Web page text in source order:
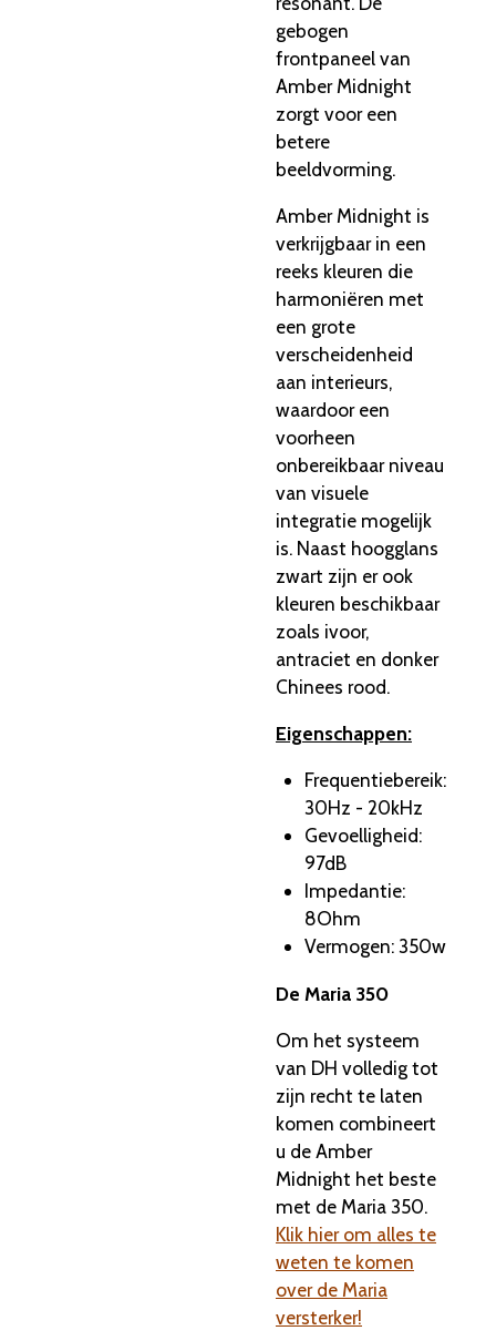
gebogen
frontpaneel van
Amber Midnight
zorgt voor een
betere
beeldvorming.
Amber Midnight is
verkrijgbaar in een
reeks kleuren die
harmoniëren met
een grote
verscheidenheid
aan interieurs,
waardoor een
voorheen
onbereikbaar niveau
van visuele
integratie mogelijk
is. Naast hoogglans
zwart zijn er ook
kleuren beschikbaar
zoals ivoor,
antraciet en donker
Chinees rood.
Eigenschappen:
Frequentiebereik:
30Hz - 20kHz
Gevoelligheid:
97dB
Impedantie:
8Ohm
Vermogen: 350w
De Maria 350
Om het systeem
van DH volledig tot
zijn recht te laten
komen combineert
u de Amber
Midnight het beste
met de Maria 350.
Klik hier om alles te
weten te komen
over de Maria
versterker!